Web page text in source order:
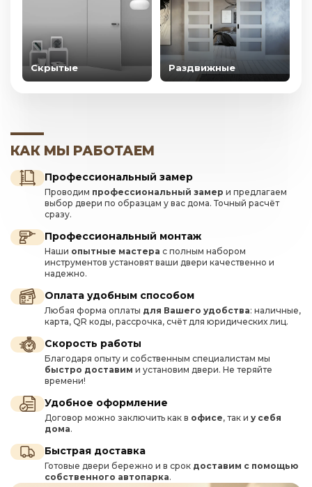
Скрытые Раздвижные
КАК МЫ РАБОТАЕМ
Профессиональный замер
Проводим профессиональный замер и предлагаем
выбор двери по образцам у вас дома. Точный расчёт
сразу.
Профессиональный монтаж
Наши опытные мастера с полным набором
инструментов установят ваши двери качественно и
надежно.
Оплата удобным способом
Любая форма оплаты для Вашего удобства: наличные,
карта, QR коды, рассрочка, счёт для юридических лиц.
Скорость работы
Благодаря опыту и собственным специалистам мы
быстро доставим и установим двери. Не теряйте
времени!
Удобное оформление
Договор можно заключить как в офисе, так и у себя
дома.
Быстрая доставка
Готовые двери бережно и в срок доставим с помощью
собственного автопарка.